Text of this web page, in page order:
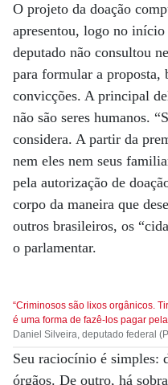
O projeto da doação
apresentou, logo no
deputado não consultou
para formular a proposta,
convicções. A principal
não são seres humanos.
considera. A partir da
nem eles nem seus
pela autorização de
corpo da maneira que
outros brasileiros, os
o parlamentar.
“Criminosos são lixos orgânicos.
é uma forma de fazê-los pagar
Daniel Silveira, deputado federal
Seu raciocínio é simples:
órgãos. De outro, há